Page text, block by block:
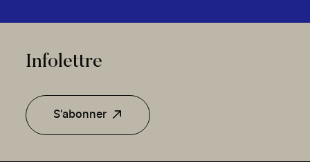
Infolettre
S'abonner